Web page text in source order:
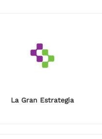
La Gran Estrategia